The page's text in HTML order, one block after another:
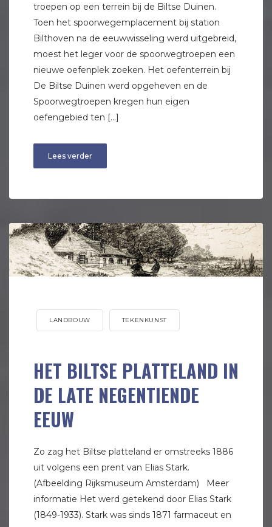
troepen op een terrein bij de Biltse Duinen.
Toen het spoorwegemplacement bij station
Bilthoven na de eeuwwisseling werd uitgebreid,
moest het leger voor de spoorwegtroepen een
nieuwe oefenplek zoeken. Het oefenterrein bij
De Biltse Duinen werd opgeheven en de
Spoorwegtroepen kregen hun eigen
oefengebied ten […]
Lees verder
LANDBOUW TEKENKUNST
HET BILTSE PLATTELAND IN
DE LATE NEGENTIENDE
EEUW
Zo zag het Biltse platteland er omstreeks 1886
uit volgens een prent van Elias Stark.
(Afbeelding Rijksmuseum Amsterdam) Meer
informatie Het werd getekend door Elias Stark
(1849-1933). Stark was sinds 1871 farmaceut en